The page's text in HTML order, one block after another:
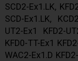
SCD2-Ex1.LK,
SCD-Ex1.LK,
UT2-Ex1 KFD2-
KFD0-TT-Ex1
WAC2-Ex1.D